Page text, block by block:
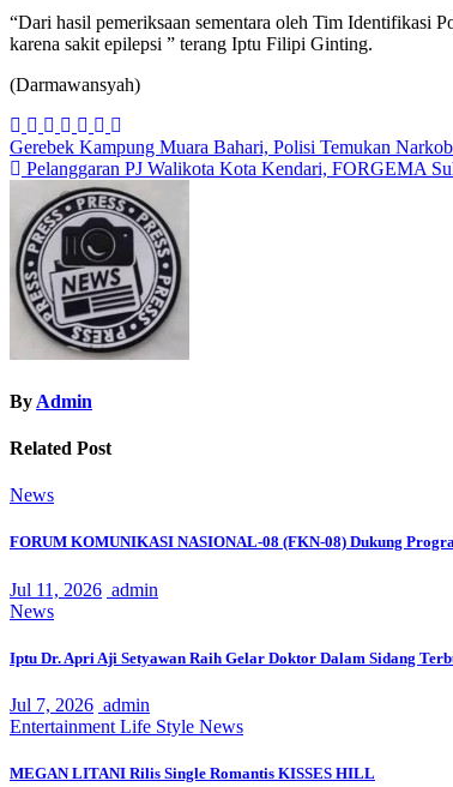
“Dari hasil pemeriksaan sementara oleh Tim Identifikasi
karena sakit epilepsi ” terang Iptu Filipi Ginting.
(Darmawansyah)
Navigasi
pos
Gerebek Kampung Muara Bahari, Polisi Temukan
Pelanggaran PJ Walikota Kota Kendari, FORGEMA
By Admin
Related Post
News
FORUM KOMUNIKASI NASIONAL-08 (FKN-08) Dukung
Jul 11, 2026 admin
News
Iptu Dr. Apri Aji Setyawan Raih Gelar Doktor Dalam Sidang
Jul 7, 2026 admin
Entertainment Life Style News
MEGAN LITANI Rilis Single Romantis KISSES HILL